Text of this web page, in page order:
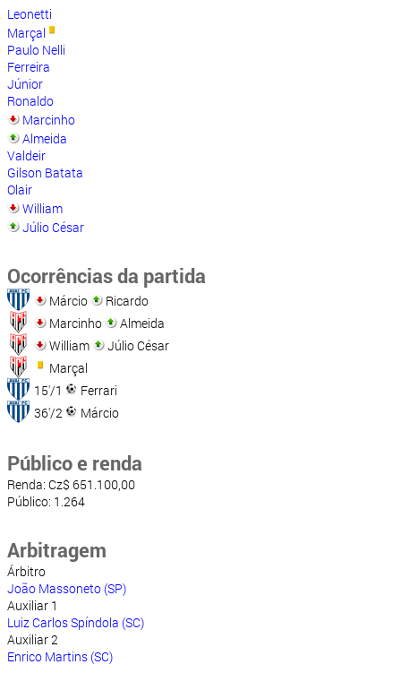
Leonetti
Marçal
Paulo Nelli
Ferreira
Júnior
Ronaldo
Marcinho
Almeida
Valdeir
Gilson Batata
Olair
William
Júlio César
Ocorrências da partida
Márcio
Ricardo
Marcinho
Almeida
William
Júlio César
Marçal
15'/1
Ferrari
36'/2
Márcio
Público e renda
Renda: Cz$ 651.100,00
Público: 1.264
Arbitragem
Árbitro
João Massoneto (SP)
Auxiliar 1
Luiz Carlos Spíndola (SC)
Auxiliar 2
Enrico Martins (SC)